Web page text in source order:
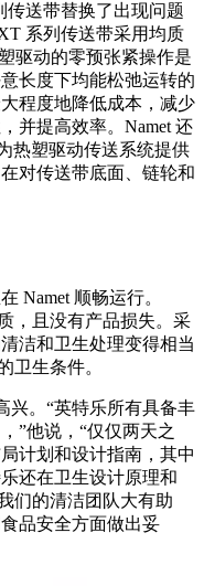
传送带替换了出现问题
系列传送带采用均质
驱动的零预张紧操作是
长度下均能松弛运转的
程度地降低成本，减少
并提高效率。Namet 还
热塑驱动传送系统提供
对传送带底面、链轮和
Namet 顺畅运行。
，且没有产品损失。采
洁和卫生处理变得相当
卫生条件。
兴。“英特乐所有具备丰
”他说，“仅仅两天之
计划和设计指南，其中
还在卫生设计原理和
们的清洁团队大有助
品安全方面做出妥